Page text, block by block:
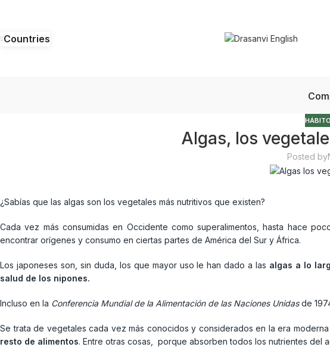
Countries
Algas, los
Posted by
¿Sabías que las algas son los vegetales más nutritivos que existen?
Cada vez más consumidas en Occidente como superalimentos, hasta hace
encontrar orígenes y consumo en ciertas partes de América del Sur y África.
Los japoneses son, sin duda, los que mayor uso le han dado a las algas a lo
salud de los nipones.
Incluso en la Conferencia Mundial de la Alimentación de las Naciones Unidasde
Se trata de vegetales cada vez más conocidos y considerados en la era moderna
resto de alimentos. Entre otras cosas, porque absorben todos los nutrientes del